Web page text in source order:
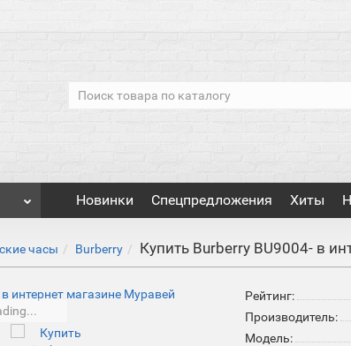
Новинки Спецпредложения Хиты
часы Burberry Купить Burberry BU9004- в
Рейтинг:
Производитель:
Модель: